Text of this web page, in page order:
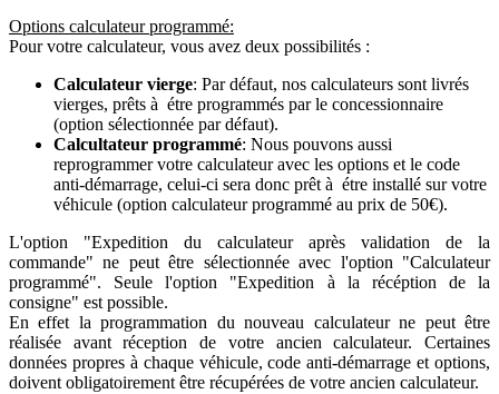
Options calculateur programmé:
Pour votre calculateur, vous avez deux possibilités :
Calculateur vierge: Par défaut, nos calculateurs sont livrés
vierges, prêts à étre programmés par le concessionnaire
(option sélectionnée par défaut).
Calcultateur programmé: Nous pouvons aussi
reprogrammer votre calculateur avec les options et le code
anti-démarrage, celui-ci sera donc prêt à étre installé sur votre
véhicule (option calculateur programmé au prix de 50€).
L'option "Expedition du calculateur après validation de la
commande" ne peut être sélectionnée avec l'option "Calculateur
programmé". Seule l'option "Expedition à la récéption de la
consigne" est possible.
En effet la programmation du nouveau calculateur ne peut être
réalisée avant réception de votre ancien calculateur. Certaines
données propres à chaque véhicule, code anti-démarrage et options,
doivent obligatoirement être récupérées de votre ancien calculateur.